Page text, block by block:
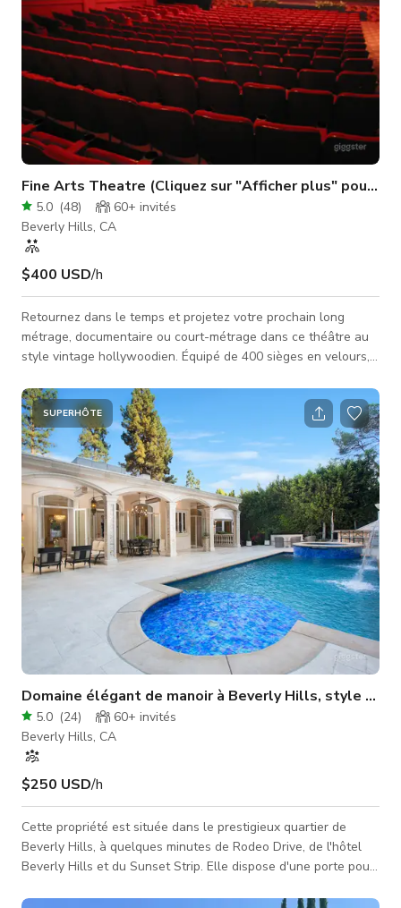
Fine Arts Theatre (Cliquez sur "Afficher plus" pour
5.0 (48) 60+ invités
Beverly Hills, CA
$400 USD/h
Retournez dans le temps et projetez votre prochain long
métrage, documentaire ou court-métrage dans ce théâtre au
style vintage hollywoodien. Équipé de 400 sièges en velours,
pouvez marcher sur le tapis rouge, vous asseoir
confortablement et profiter du spectacle. Le tarif varie de 400
$ à 600 $+ par heure selon le jour et l'heure. Veuillez
contacter l'hôte pour un tarif personnalisé. Sauf indication
contraire, tout
SUPERHÔTE
Domaine élégant de manoir à Beverly Hills, style
5.0 (24) 60+ invités
Beverly Hills, CA
$250 USD/h
Cette propriété est située dans le prestigieux quartier de
Beverly Hills, à quelques minutes de Rodeo Drive, de l'hôtel
Beverly Hills et du Sunset Strip. Elle dispose d'une porte pour